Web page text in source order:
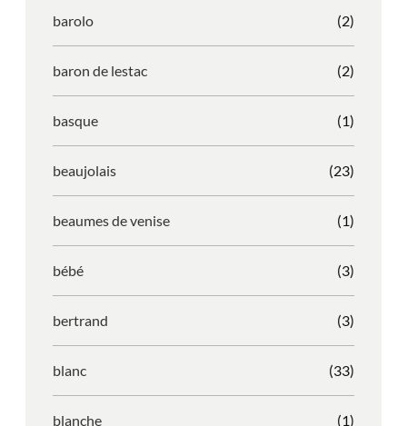
barolo (2)
baron de lestac (2)
basque (1)
beaujolais (23)
beaumes de venise (1)
bébé (3)
bertrand (3)
blanc (33)
blanche (1)